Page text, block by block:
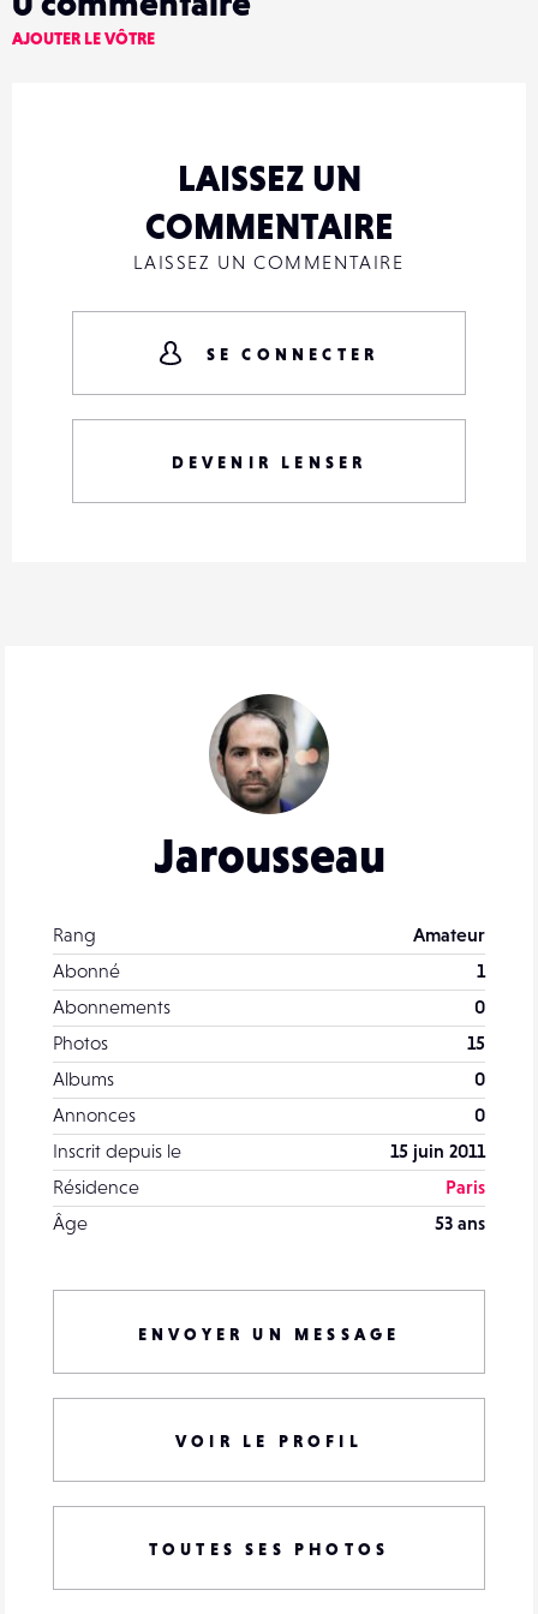
Jarousseau
Rang
Amateur
Abonné
1
Abonnements
0
Photos
15
Albums
0
Annonces
0
Inscrit depuis le
15 juin 2011
Résidence
Paris
Âge
53 ans
ENVOYER UN MESSAGE
VOIR LE PROFIL
TOUTES SES PHOTOS
AJOUTER LE VÔTRE
LAISSEZ UN
COMMENTAIRE
LAISSEZ UN COMMENTAIRE
SE CONNECTER
DEVENIR LENSER